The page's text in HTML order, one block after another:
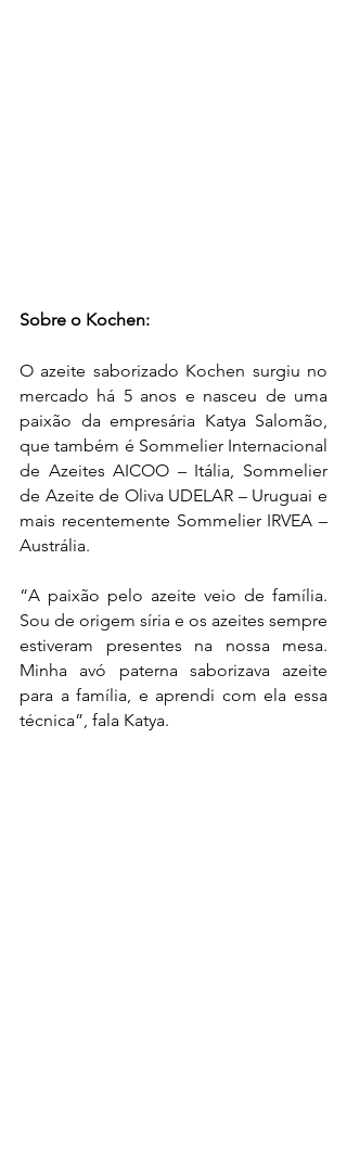
Sobre o Kochen:
O azeite saborizado Kochen surgiu no
mercado há 5 anos e nasceu de uma
paixão da empresária Katya Salomão,
que também é Sommelier Internacional
de Azeites AICOO – Itália, Sommelier
de Azeite de Oliva UDELAR – Uruguai e
mais recentemente Sommelier IRVEA –
Austrália.
“A paixão pelo azeite veio de família.
Sou de origem síria e os azeites sempre
estiveram presentes na nossa mesa.
Minha avó paterna saborizava azeite
para a família, e aprendi com ela essa
técnica”, fala Katya.